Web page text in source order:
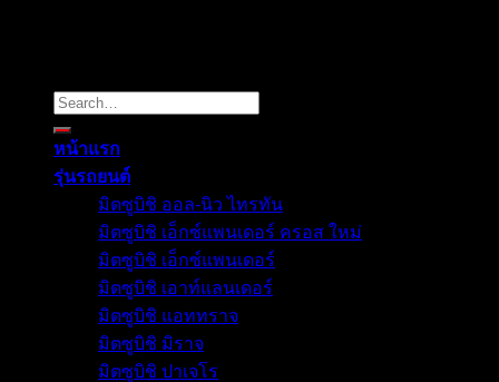
Search
for:
หน้าแรก
รุ่นรถยนต์
มิตซูบิชิ ออล-นิว ไทรทัน
มิตซูบิชิ เอ็กซ์แพนเดอร์ ครอส ใหม่
มิตซูบิชิ เอ็กซ์แพนเดอร์
มิตซูบิชิ เอาท์แลนเดอร์
มิตซูบิชิ แอททราจ
มิตซูบิชิ มิราจ
มิตซูบิชิ ปาเจโร